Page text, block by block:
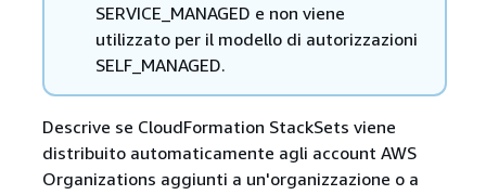
SERVICE_MANAGED e non viene
utilizzato per il modello di autorizzazioni
SELF_MANAGED.
Descrive se CloudFormation StackSets viene
distribuito automaticamente agli account AWS
Organizations aggiunti a un'organizzazione o a